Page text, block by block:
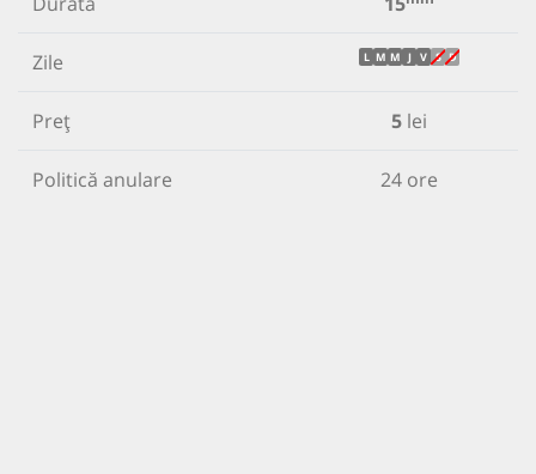
Zile L M M J V S D
Preț 5 lei
Politică anulare 24 ore